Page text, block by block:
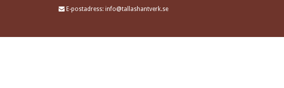
E-postadress: info@tallashantverk.se